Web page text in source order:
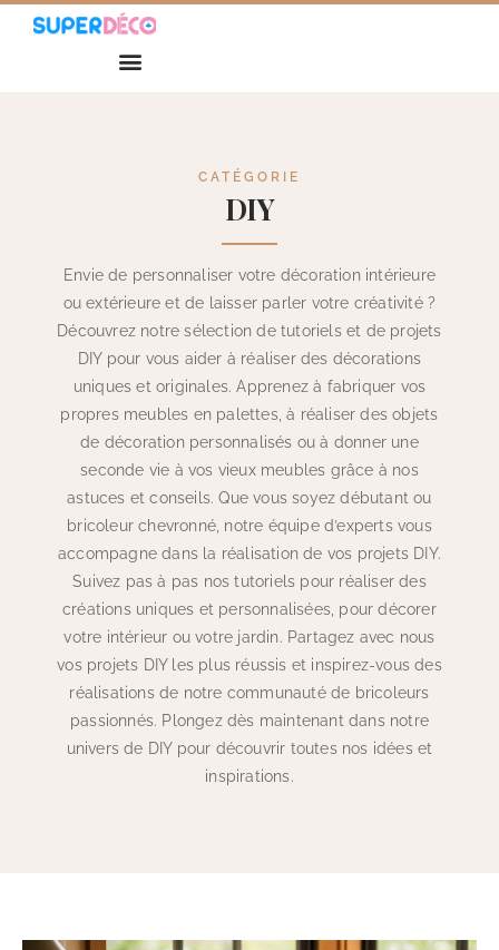
CATÉGORIE
DIY
Envie de personnaliser votre décoration intérieure
ou extérieure et de laisser parler votre créativité ?
Découvrez notre sélection de tutoriels et de projets
DIY pour vous aider à réaliser des décorations
uniques et originales. Apprenez à fabriquer vos
propres meubles en palettes, à réaliser des objets
de décoration personnalisés ou à donner une
seconde vie à vos vieux meubles grâce à nos
astuces et conseils. Que vous soyez débutant ou
bricoleur chevronné, notre équipe d’experts vous
accompagne dans la réalisation de vos projets DIY.
Suivez pas à pas nos tutoriels pour réaliser des
créations uniques et personnalisées, pour décorer
votre intérieur ou votre jardin. Partagez avec nous
vos projets DIY les plus réussis et inspirez-vous des
réalisations de notre communauté de bricoleurs
passionnés. Plongez dès maintenant dans notre
univers de DIY pour découvrir toutes nos idées et
inspirations.